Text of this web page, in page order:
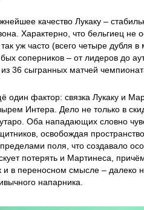
качество Лукаку –
Характерно, что бельгиец
уж часто (всего четыре дубля
соперников – от лидеров до
36 сыгранных матчей
один фактор: связка Лукаку и
Интера. Дело не только в
Оба нападающих словно
освобождая
поля, что создавало
потерять и Мартинеса,
и в переносном смысле – далеко
напарника.